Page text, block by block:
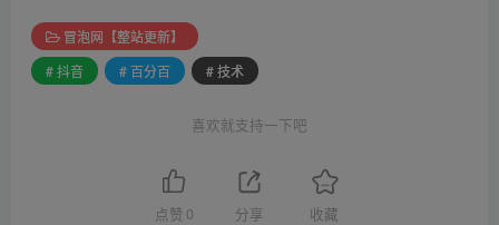
冒泡网【整站更新】
# 抖音
# 百分百 # 技术
喜欢就支持一下吧
点赞 0 分享 收藏